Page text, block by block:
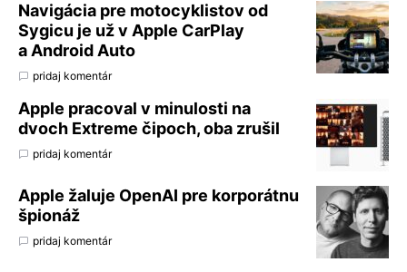
Navigácia pre motocyklistov od
Sygicu je už v Apple CarPlay
a Android Auto
pridaj komentár
Apple pracoval v minulosti na
dvoch Extreme čipoch, oba zrušil
pridaj komentár
Apple žaluje OpenAI pre korporátnu
špionáž
pridaj komentár